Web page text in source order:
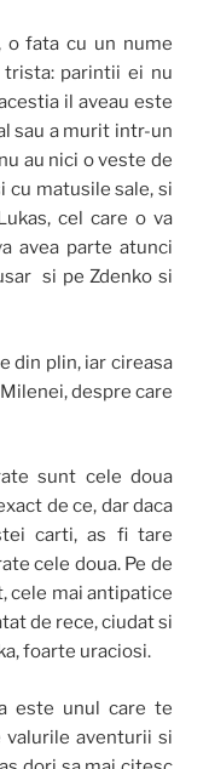
o fata cu un nume
parintii ei nu
il aveau este
sau a murit intr-un
au nici o veste de
cu matusile sale, si
cel care o va
avea parte atunci
si pe Zdenko si
din plin, iar cireasa
despre care
sunt cele doua
de ce, dar daca
carti, as fi tare
cele doua. Pe de
cele mai antipatice
de rece, ciudat si
foarte uraciosi.
este unul care te
valurile aventurii si